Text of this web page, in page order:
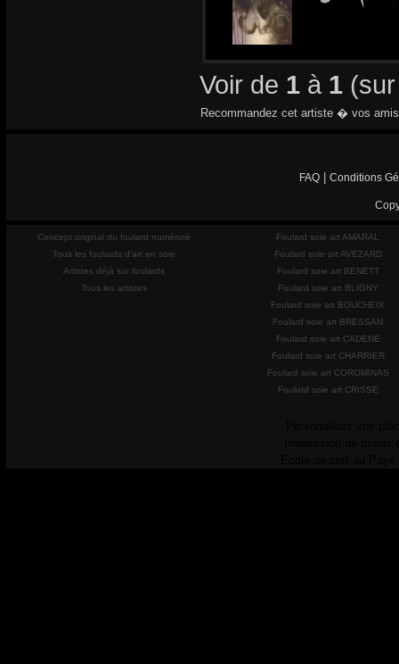
Voir de 1 à 1
Recommandez cet artiste � vos
FAQ Conditions
Concept original du foulard numéroté
Tous les foulards d'art en soie
Artistes déjà sur foulards
Tous les artistes
Foulard soie art AMARAL
Foulard soie art AVEZARD
Foulard soie art BENETT
Foulard soie art BLIGNY
Foulard soie art BOUCHEIX
Foulard soie art BRESSAN
Foulard soie art CADENE
Foulard soie art CHARRIER
Foulard soie art COROMINAS
Foulard soie art CRISSE